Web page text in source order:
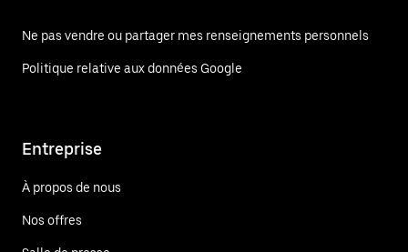
Ne pas vendre ou partager mes renseignements personnels
Politique relative aux données Google
Entreprise
À propos de nous
Nos offres